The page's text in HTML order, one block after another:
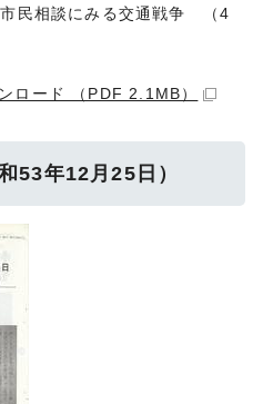
民相談にみる交通戦争 （4
ロード （PDF 2.1MB）
53年12月25日）